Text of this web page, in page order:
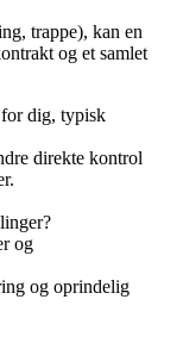
trappe), kan en
og et samlet
dig, typisk
direkte kontrol
og
og oprindelig